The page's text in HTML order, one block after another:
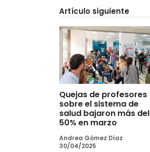
Artículo siguiente
Quejas de profesores
sobre el sistema de
salud bajaron más del
50% en marzo
Andrea Gómez Díaz
30/04/2025